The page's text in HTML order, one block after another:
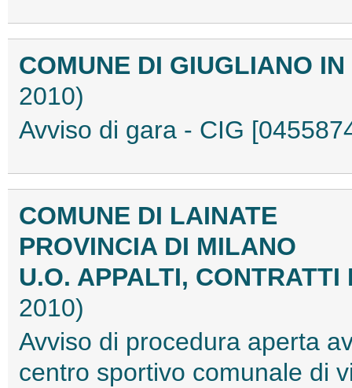
COMUNE DI GIUGLIANO
2010)
Avviso di gara - CIG
COMUNE DI LAINATE
PROVINCIA DI MILANO
U.O. APPALTI,
2010)
Avviso di procedura aperta
centro sportivo comunale di